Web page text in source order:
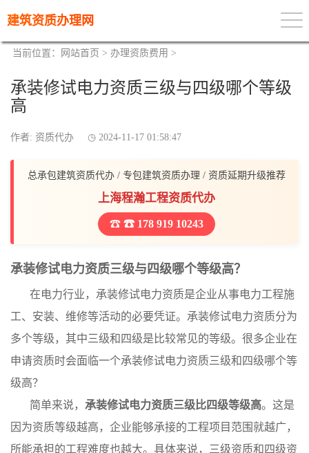
建筑资质办理网
当前位置： 网站首页 > 办理资质费用 >
承装修试电力资质三级与四级哪个等级
高
作者: 资质代办 2024-11-17 01:58:47
总承包建筑资质代办 / 专包建筑资质办理 / 资质延期升级推荐
上海程瀚工程资质代办
☎ 178 919 10243
承装修试电力资质三级与四级哪个等级高？
在电力行业，承装修试电力资质是企业从事电力工程施
工、安装、维修等活动的必要凭证。承装修试电力资质分为
多个等级，其中三级和四级是比较常见的等级。很多企业在
申请资质时会面临一个承装修试电力资质三级和四级哪个等
级高？
简单来说， 承装修试电力资质三级比四级等级高。这是
因为资质等级越高，企业能够承接的工程项目范围就越广，
所能承担的工程难度也越大。具体来说，三级资质和四级资